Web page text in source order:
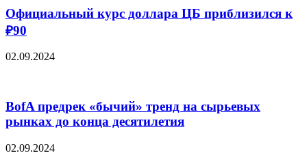
Официальный курс доллара ЦБ приблизился к
₽90
02.09.2024
BofA предрек «бычий» тренд на сырьевых
рынках до конца десятилетия
02.09.2024